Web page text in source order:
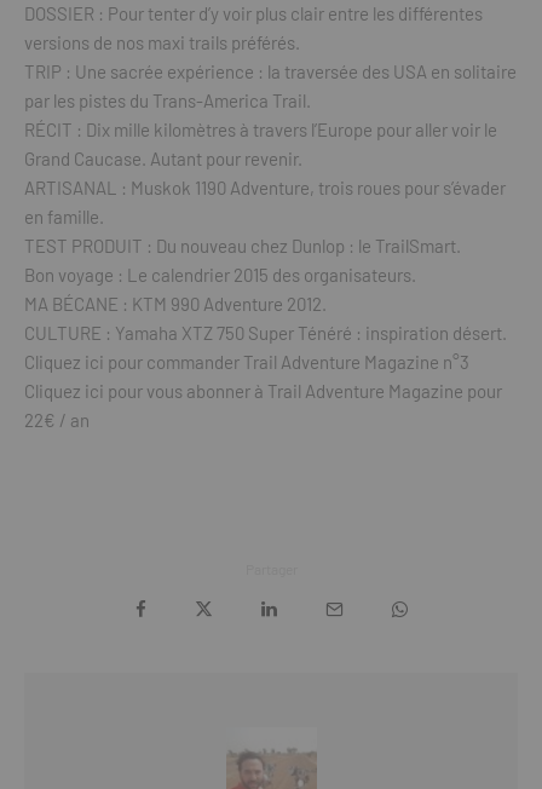
DOSSIER : Pour tenter d’y voir plus clair entre les différentes
versions de nos maxi trails préférés.
TRIP : Une sacrée expérience : la traversée des USA en solitaire
par les pistes du Trans-America Trail.
RÉCIT : Dix mille kilomètres à travers l’Europe pour aller voir le
Grand Caucase. Autant pour revenir.
ARTISANAL : Muskok 1190 Adventure, trois roues pour s’évader
en famille.
TEST PRODUIT : Du nouveau chez Dunlop : le TrailSmart.
Bon voyage : Le calendrier 2015 des organisateurs.
MA BÉCANE : KTM 990 Adventure 2012.
CULTURE : Yamaha XTZ 750 Super Ténéré : inspiration désert.
Cliquez ici pour commander Trail Adventure Magazine n°3
Cliquez ici pour vous abonner à Trail Adventure Magazine pour
22€ / an